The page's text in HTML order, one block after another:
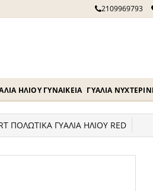
2109969793
ΗΛΊΟΥ ΓΥΝΑΙΚΕΊΑ ΓΥΑΛΙΆ
ΠΟΛΩΤΙΚΑ ΓΥΑΛΙΑ ΗΛΙΟΥ RED